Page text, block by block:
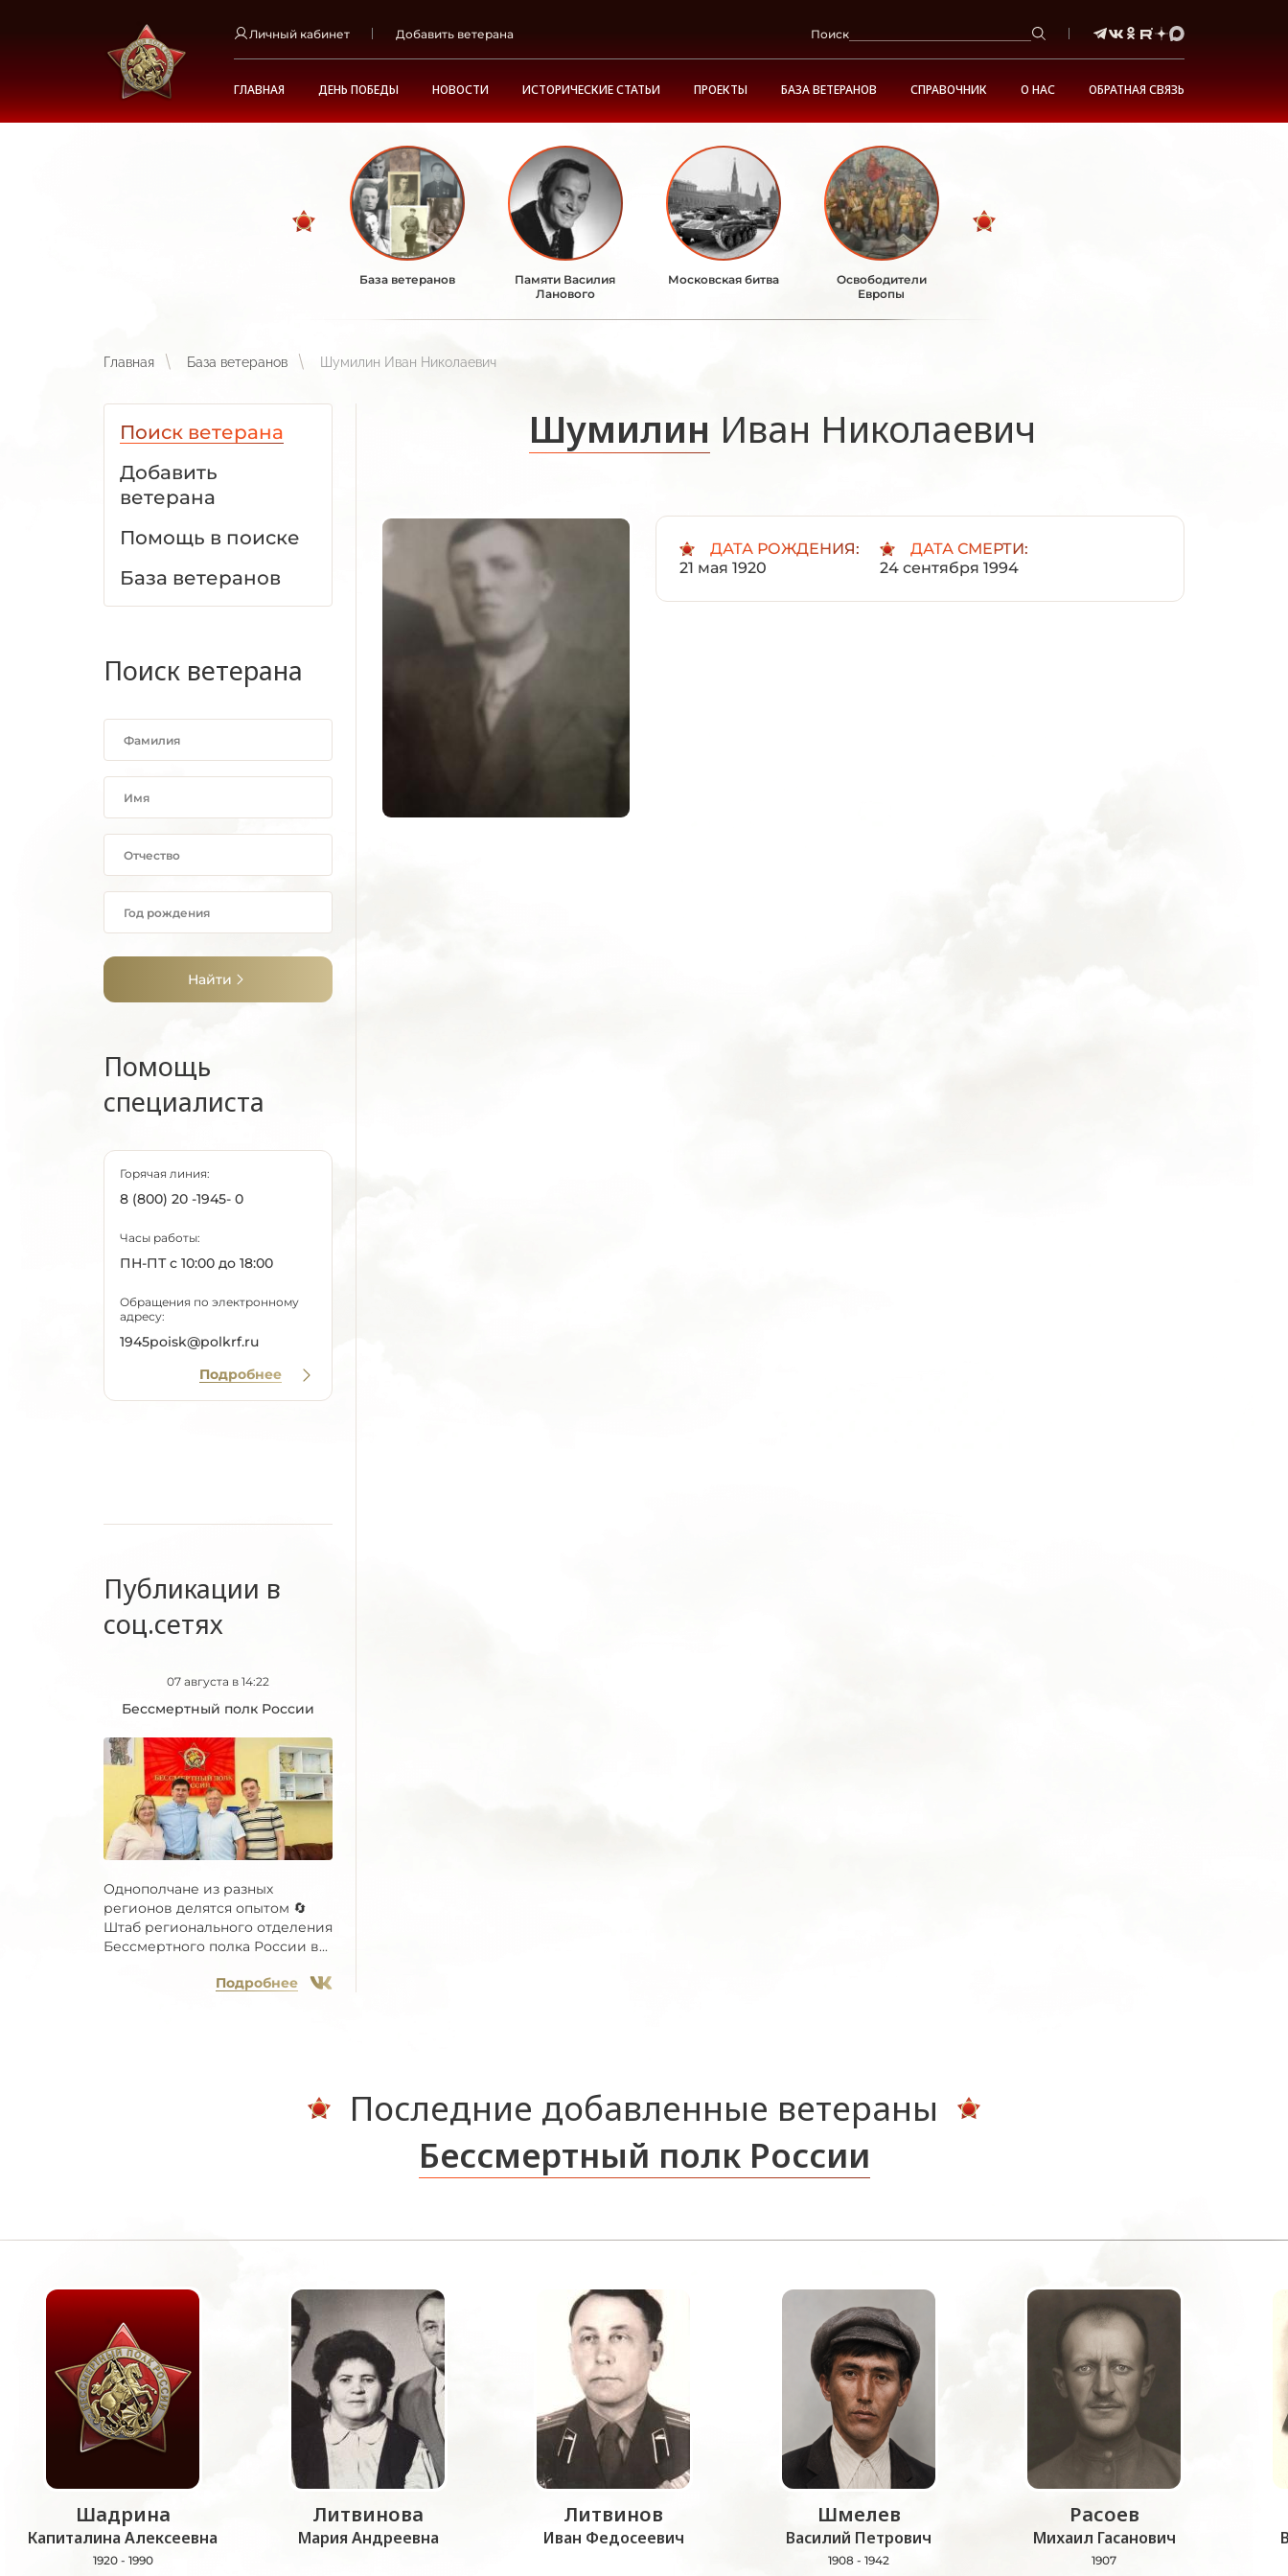
Личный кабинет Добавить ветерана Поиск
ГЛАВНАЯ ДЕНЬ ПОБЕДЫ НОВОСТИ ИСТОРИЧЕСКИЕ СТАТЬИ ПРОЕКТЫ БАЗА ВЕТЕРАНОВ СПРАВОЧНИК О НАС ОБРАТНАЯ СВЯЗЬ
База ветеранов
Памяти Василия
Ланового
Московская битва
Освободители
Европы
Главная База ветеранов Шумилин Иван Николаевич
Поиск ветерана
Добавить
ветерана
Помощь в поиске
База ветеранов
Поиск ветерана
Найти
Помощь
специалиста
Горячая линия:
8 (800) 20 -1945- 0
Часы работы:
ПН-ПТ с 10:00 до 18:00
Обращения по электронному
адресу:
1945poisk@polkrf.ru
Подробнее
Публикации в
соц.сетях
07 августа в 14:22
Бессмертный полк России
Однополчане из разных
регионов делятся опытом 🔄
Штаб регионального отделения
Бессмертного полка России в...
Подробнее
Шумилин Иван Николаевич
ДАТА РОЖДЕНИЯ:
21 мая 1920
ДАТА СМЕРТИ:
24 сентября 1994
Последние добавленные ветераны
Бессмертный полк России
Шадрина
Капиталина Алексеевна
1920 - 1990
Литвинова
Мария Андреевна
Литвинов
Иван Федосеевич
Шмелев
Василий Петрович
1908 - 1942
Расоев
Михаил Гасанович
1907